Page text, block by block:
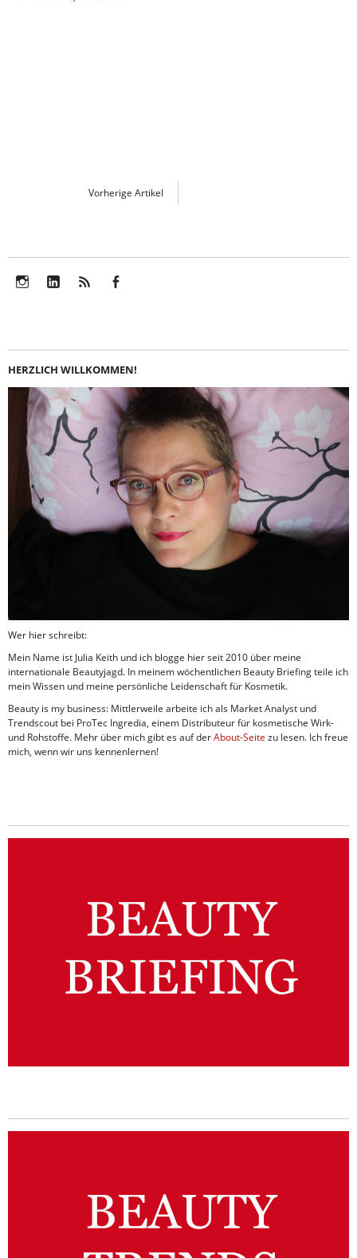
Vorherige Artikel
HERZLICH WILLKOMMEN!
Wer hier schreibt:
Mein Name ist Julia Keith und ich blogge hier seit 2010 über meine
internationale Beautyjagd. In meinem wöchentlichen Beauty Briefing teile ich
mein Wissen und meine persönliche Leidenschaft für Kosmetik.
Beauty is my business: Mittlerweile arbeite ich als Market Analyst und
Trendscout bei ProTec Ingredia, einem Distributeur für kosmetische Wirk-
und Rohstoffe. Mehr über mich gibt es auf derAbout-Seite zu lesen. Ich freue
mich, wenn wir uns kennenlernen!